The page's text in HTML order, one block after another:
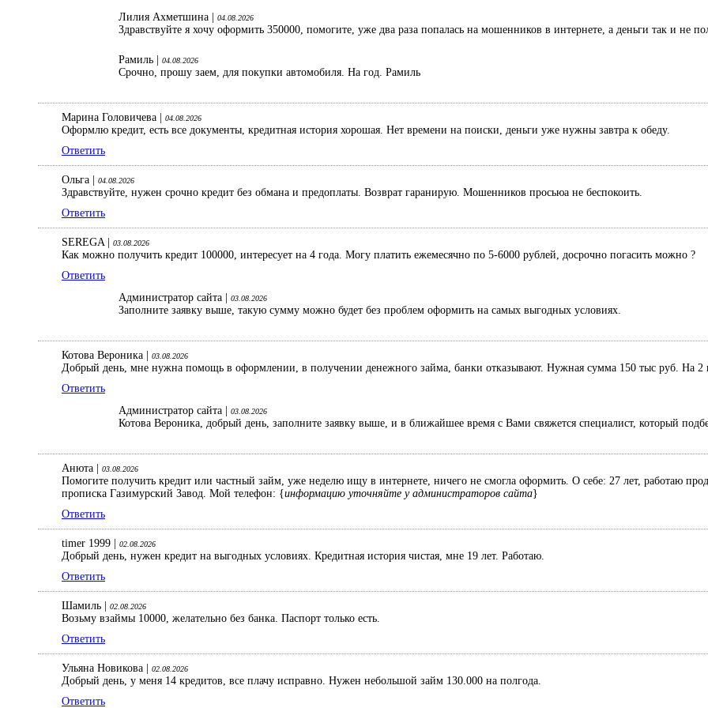
Лилия Ахметшина | 04.08.2026
Здравствуйте я хочу оформить 350000, помогите, уже два раза попалась на мошенников в интернете, а деньги так и не
Рамиль | 04.08.2026
Срочно, прошу заем, для покупки автомобиля. На год. Рамиль
Марина Головичева | 04.08.2026
Оформлю кредит, есть все документы, кредитная история хорошая. Нет времени на поиски, деньги уже нужны завтра к обеду.
Ответить
Ольга | 04.08.2026
Здравствуйте, нужен срочно кредит без обмана и предоплаты. Возврат гаранирую. Мошенников просьюа не беспокоить.
Ответить
SEREGA | 03.08.2026
Как можно получить кредит 100000, интересует на 4 года. Могу платить ежемесячно по 5-6000 рублей, досрочно погасить можно ?
Ответить
Администратор сайта |
03.08.2026
Заполните заявку выше, такую сумму можно будет без проблем оформить на самых выгодных условиях.
Котова Вероника | 03.08.2026
Добрый день, мне нужна помощь в оформлении, в получении денежного займа, банки отказывают. Нужная сумма 150 тыс руб. На 2
Ответить
Администратор сайта |
03.08.2026
Котова Вероника, добрый день, заполните заявку выше, и в ближайшее время с Вами свяжется специалист, который
Анюта | 03.08.2026
Помогите получить кредит или частный займ, уже неделю ищу в интернете, ничего не смогла оформить. О себе: 27 лет, работаю
прописка Газимурский Завод. Мой телефон: {информацию уточняйте у администраторов сайта}
Ответить
timer 1999 | 02.08.2026
Добрый день, нужен кредит на выгодных условиях. Кредитная история чистая, мне 19 лет. Работаю.
Ответить
Шамиль | 02.08.2026
Возьму взаймы 10000, желательно без банка. Паспорт только есть.
Ответить
Ульяна Новикова | 02.08.2026
Добрый день, у меня 14 кредитов, все плачу исправно. Нужен небольшой займ 130.000 на полгода.
Ответить